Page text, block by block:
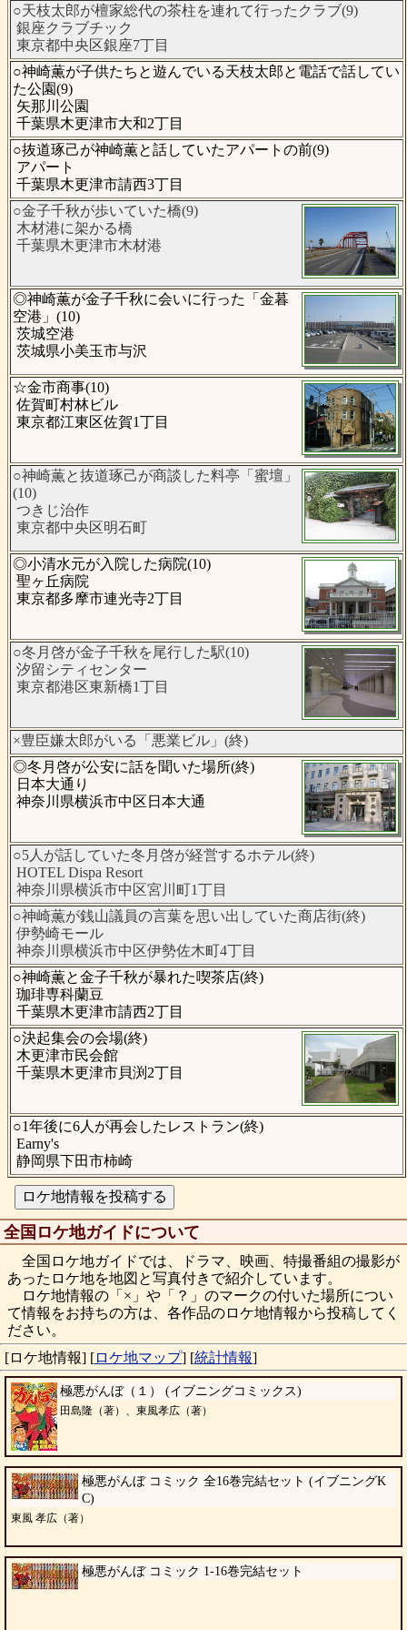
○天枝太郎が檀家総代の茶柱を連れて行ったクラブ(9)
銀座クラブチック
東京都中央区銀座7丁目
○神崎薫が子供たちと遊んでいる天枝太郎と電話で話してい
た公園(9)
矢那川公園
千葉県木更津市大和2丁目
○抜道琢己が神崎薫と話していたアパートの前(9)
アパート
千葉県木更津市請西3丁目
○金子千秋が歩いていた橋(9)
木材港に架かる橋
千葉県木更津市木材港
◎神崎薫が金子千秋に会いに行った「金暮
空港」(10)
茨城空港
茨城県小美玉市与沢
☆金市商事(10)
佐賀町村林ビル
東京都江東区佐賀1丁目
○神崎薫と抜道琢己が商談した料亭「蜜壇」
(10)
つきじ治作
東京都中央区明石町
◎小清水元が入院した病院(10)
聖ヶ丘病院
東京都多摩市連光寺2丁目
○冬月啓が金子千秋を尾行した駅(10)
汐留シティセンター
東京都港区東新橋1丁目
×豊臣嫌太郎がいる「悪業ビル」(終)
◎冬月啓が公安に話を聞いた場所(終)
日本大通り
神奈川県横浜市中区日本大通
○5人が話していた冬月啓が経営するホテル(終)
HOTEL Dispa Resort
神奈川県横浜市中区宮川町1丁目
○神崎薫が銭山議員の言葉を思い出していた商店街(終)
伊勢崎モール
神奈川県横浜市中区伊勢佐木町4丁目
○神崎薫と金子千秋が暴れた喫茶店(終)
珈琲専科蘭豆
千葉県木更津市請西2丁目
○決起集会の会場(終)
木更津市民会館
千葉県木更津市貝渕2丁目
○1年後に6人が再会したレストラン(終)
Earny's
静岡県下田市柿崎
全国ロケ地ガイドについて
全国ロケ地ガイドでは、ドラマ、映画、特撮番組の撮影が
あったロケ地を地図と写真付きで紹介しています。
ロケ地情報の「×」や「？」のマークの付いた場所につい
て情報をお持ちの方は、各作品のロケ地情報から投稿してく
ださい。
[ロケ地情報] [ロケ地マップ] [統計情報]
極悪がんぼ（１） (イブニングコミックス)
田島隆（著）、東風孝広（著）
極悪がんぼ コミック 全16巻完結セット (イブニングK
C)
東風 孝広（著）
極悪がんぼ コミック 1-16巻完結セット